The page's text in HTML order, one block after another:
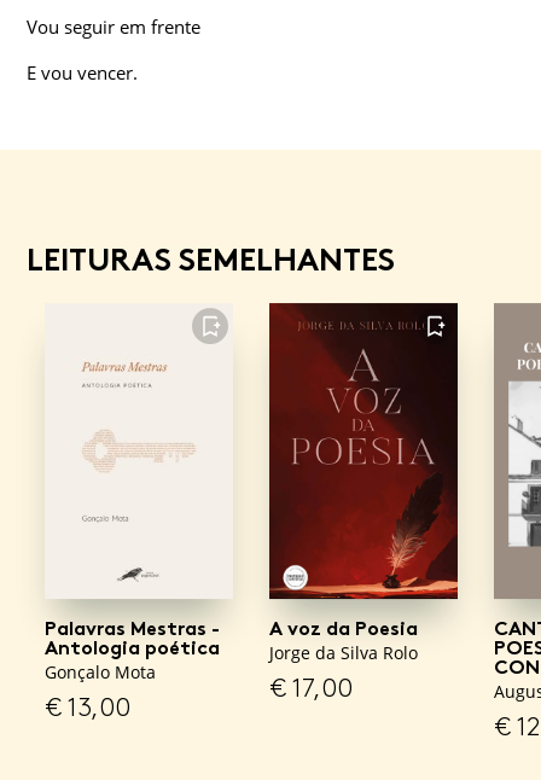
Vou seguir em frente
E vou vencer.
LEITURAS SEMELHANTES
FAVORITO
Palavras Mestras -
Antologia poética
Gonçalo Mota
€13,00
FAVORITO
A voz da Poesia
Jorge da Silva Rolo
€17,00
€